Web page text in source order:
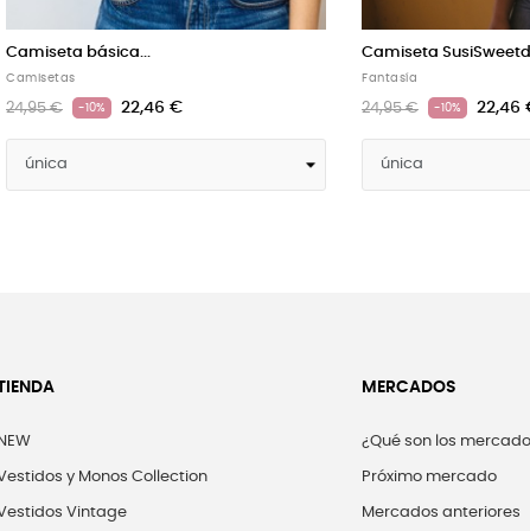
Camiseta SusiSweetdress...
Fantasía
22,95 € -10% 20,66 €
Camiseta
Fantasía
22,95 € -10% 20,66
NEW
y Monos Collection
Vintage
MERCADOS
¿Qué son los
Próximo mercado
Mercados anteriores